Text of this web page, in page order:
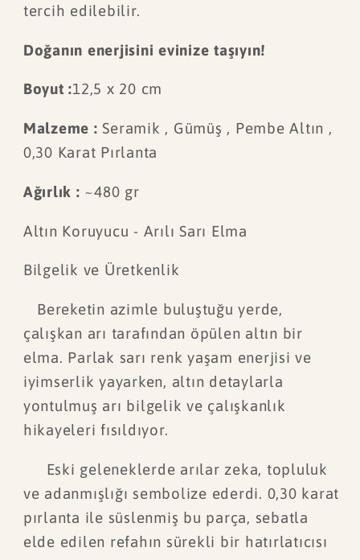
tercih edilebilir.
Doğanın enerjisini evinize taşıyın!
Boyut :12,5 x 20 cm
Malzeme :Seramik , Gümüş , Pembe Altın ,
0,30 Karat Pırlanta
Ağırlık : ~480 gr
Altın Koruyucu - Arılı Sarı Elma
Bilgelik ve Üretkenlik
Bereketin azimle buluştuğu yerde,
çalışkan arı tarafından öpülen altın bir
elma. Parlak sarı renk yaşam enerjisi ve
iyimserlik yayarken, altın detaylarla
yontulmuş arı bilgelik ve çalışkanlık
hikayeleri fısıldıyor.
Eski geleneklerde arılar zeka, topluluk
ve adanmışlığı sembolize ederdi. 0,30 karat
pırlanta ile süslenmiş bu parça, sebatla
elde edilen refahın sürekli bir hatırlatıcısı